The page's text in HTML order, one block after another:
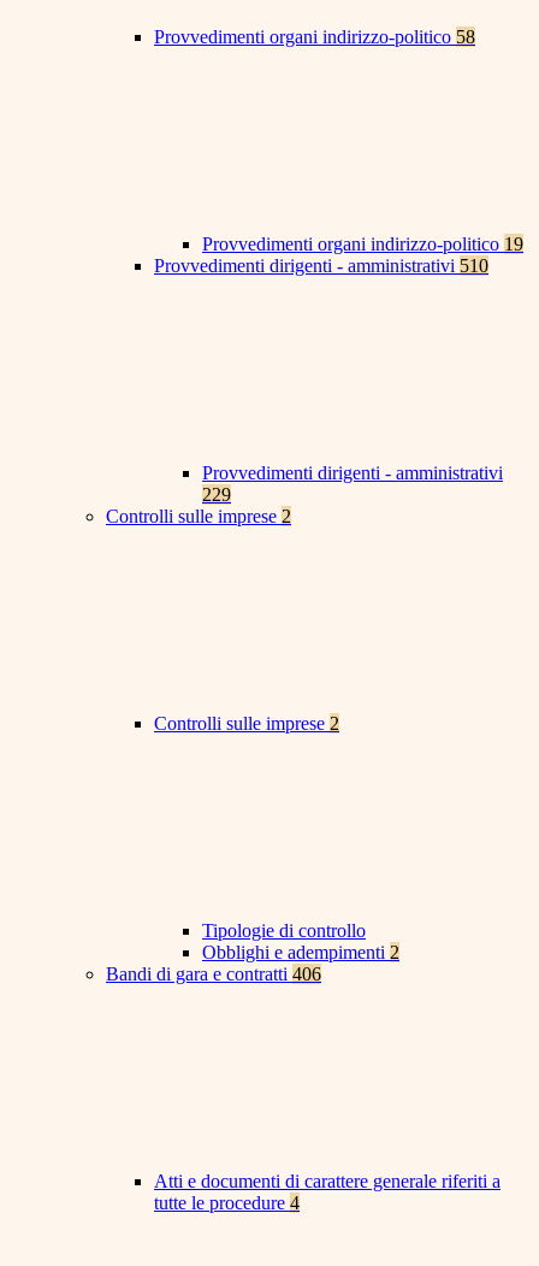
Provvedimenti organi indirizzo-politico 58
Provvedimenti organi indirizzo-politico 19
Provvedimenti dirigenti - amministrativi 510
Provvedimenti dirigenti - amministrativi
229
Controlli sulle imprese 2
Controlli sulle imprese 2
Tipologie di controllo
Obblighi e adempimenti 2
Bandi di gara e contratti 406
Atti e documenti di carattere generale riferiti a
tutte le procedure 4